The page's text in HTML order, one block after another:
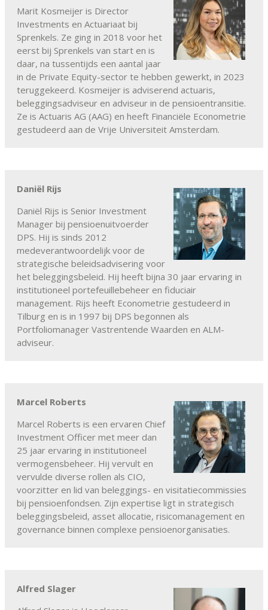
Marit Kosmeijer is Director
Investments en Actuariaat bij
Sprenkels. Ze ging in 2018 voor het
eerst bij Sprenkels van start en is
daar, na tussentijds een aantal jaar
in de Private Equity-sector te hebben gewerkt, in 2023
teruggekeerd. Kosmeijer is adviserend actuaris,
beleggingsadviseur en adviseur in de pensioentransitie.
Ze is Actuaris AG (AAG) en heeft Financiële Econometrie
gestudeerd aan de Vrije Universiteit Amsterdam.
Daniël Rijs
Daniël Rijs is Senior Investment
Manager bij pensioenuitvoerder
DPS. Hij is sinds 2012
medeverantwoordelijk voor de
strategische beleidsadvisering voor
het beleggingsbeleid. Hij heeft bijna 30 jaar ervaring in
institutioneel portefeuillebeheer en fiduciair
management. Rijs heeft Econometrie gestudeerd in
Tilburg en is in 1997 bij DPS begonnen als
Portfoliomanager Vastrentende Waarden en ALM-
adviseur.
Marcel Roberts
Marcel Roberts is een ervaren Chief
Investment Officer met meer dan
25 jaar ervaring in institutioneel
vermogensbeheer. Hij vervult en
vervulde diverse rollen als CIO,
voorzitter en lid van beleggings- en visitatiecommissies
bij pensioenfondsen. Zijn expertise ligt in strategisch
beleggingsbeleid, asset allocatie, risicomanagement en
governance binnen complexe pensioenorganisaties.
Alfred Slager